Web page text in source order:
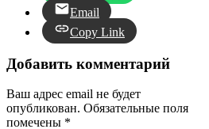
Email
Copy Link
Добавить комментарий
Ваш адрес email не будет
опубликован. Обязательные поля
помечены *